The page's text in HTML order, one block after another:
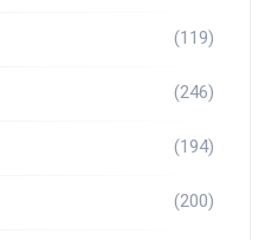
(119)
(246)
(194)
(200)